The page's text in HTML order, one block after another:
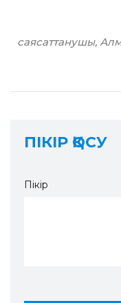
саясаттанушы,
ПІКІР ҚОСУ
Пікір